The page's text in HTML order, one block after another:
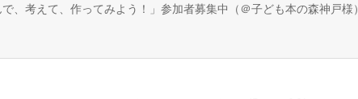
考えて、作ってみよう！」参加者募集中（＠子ども本の森神戸様）